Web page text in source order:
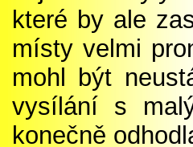
které by ale
místy velmi
mohl být
vysílání s
konečně